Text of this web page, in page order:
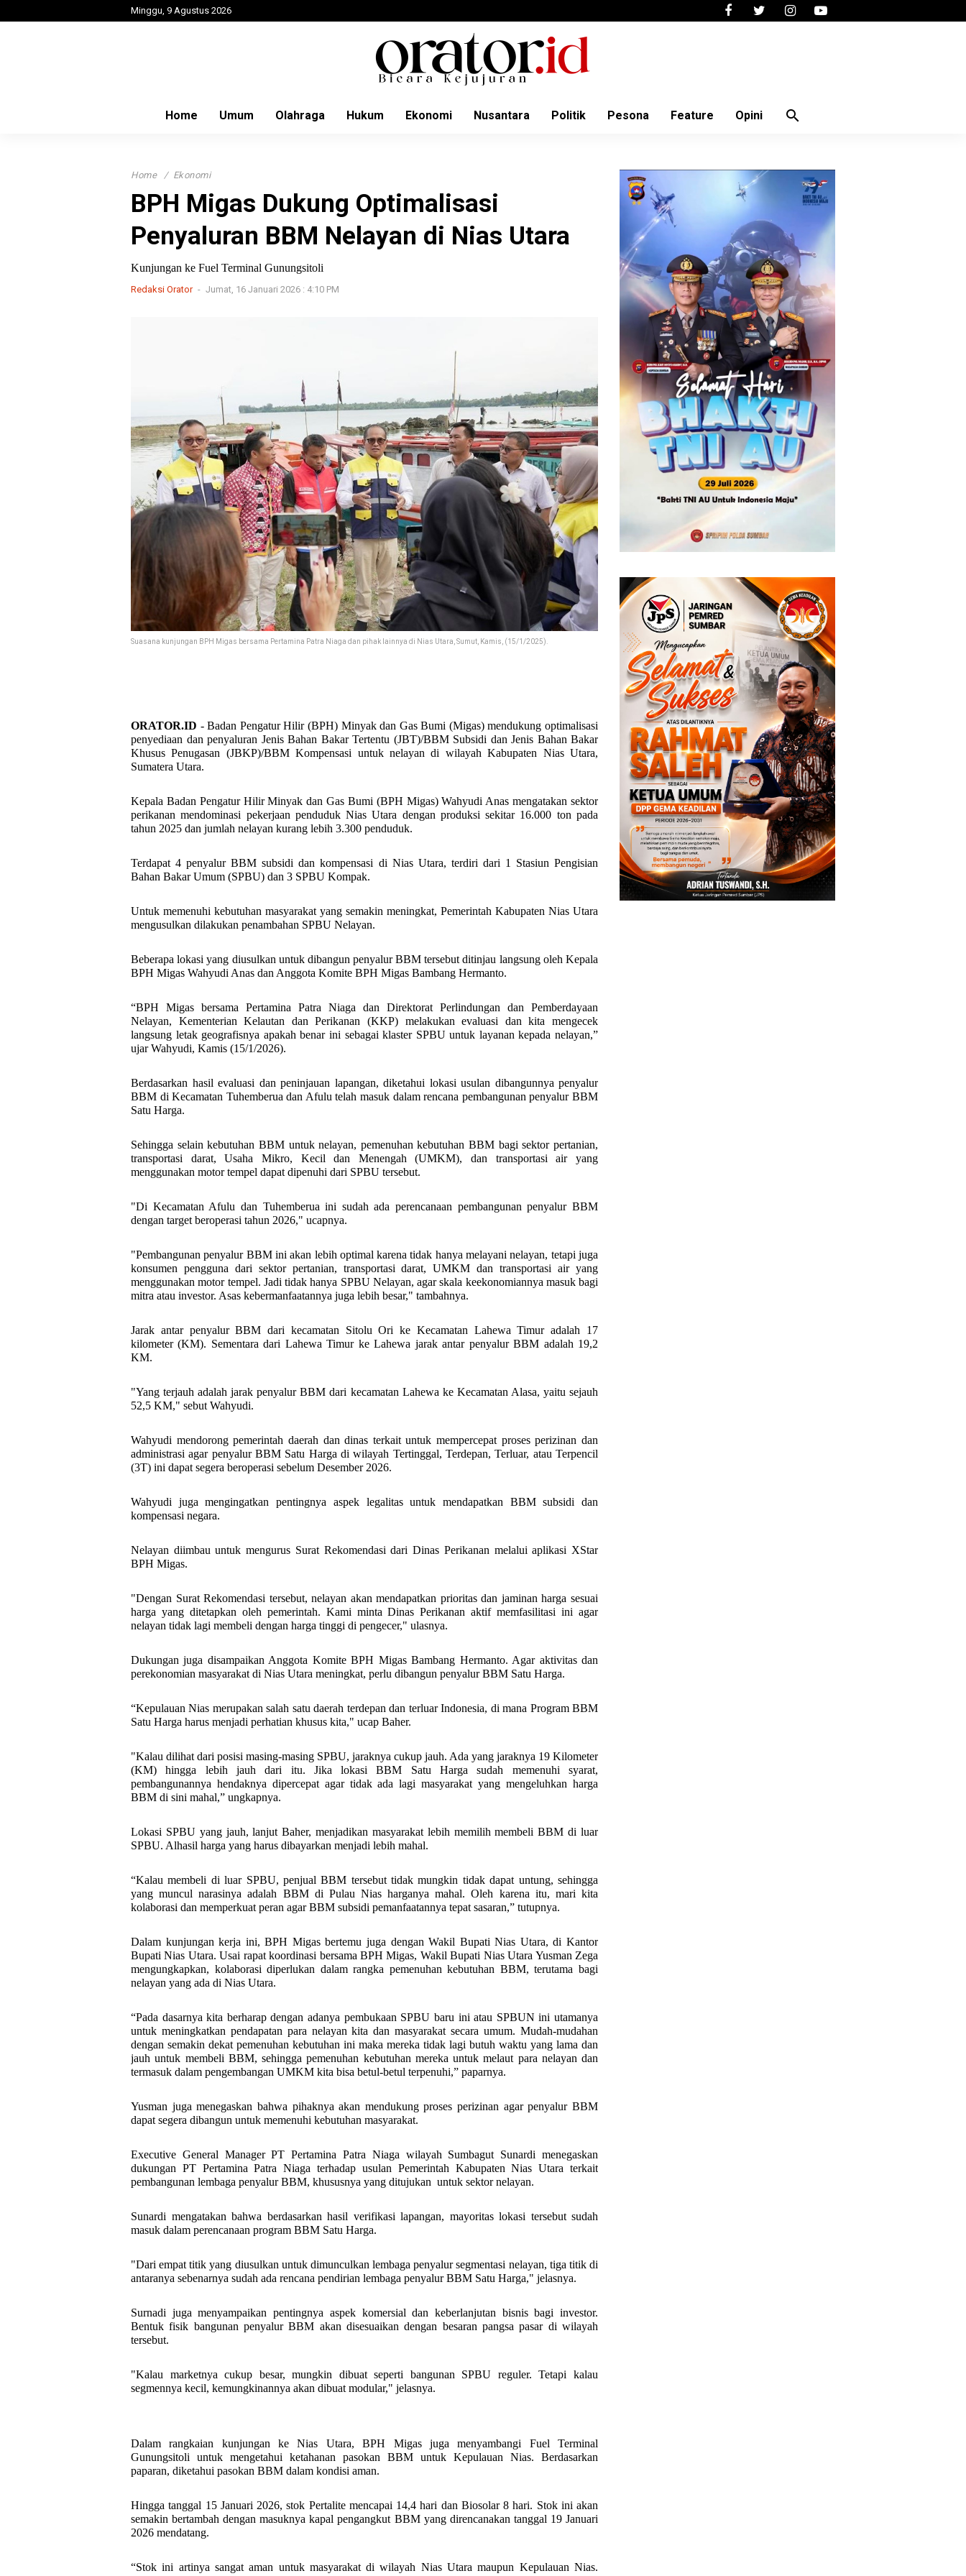
Minggu, 9 Agustus 2026
Home Umum Olahraga Hukum Ekonomi Nusantara Politik Pesona Feature Opini search
Home Ekonomi
BPH Migas Dukung Optimalisasi
Penyaluran BBM Nelayan di Nias Utara
Kunjungan ke Fuel Terminal Gunungsitoli
Redaksi Orator Jumat, 16 Januari 2026 : 4:10 PM
Suasana kunjungan BPH Migas bersama Pertamina Patra Niaga dan pihak lainnya di Nias Utara, Sumut, Kamis, (15/1/2025).
ORATOR.ID - Badan Pengatur Hilir (BPH) Minyak dan Gas Bumi (Migas) mendukung optimalisasi
penyediaan dan penyaluran Jenis Bahan Bakar Tertentu (JBT)/BBM Subsidi dan Jenis Bahan Bakar
Khusus Penugasan (JBKP)/BBM Kompensasi untuk nelayan di wilayah Kabupaten Nias Utara,
Sumatera Utara.
Kepala Badan Pengatur Hilir Minyak dan Gas Bumi (BPH Migas) Wahyudi Anas mengatakan sektor
perikanan mendominasi pekerjaan penduduk Nias Utara dengan produksi sekitar 16.000 ton pada
tahun 2025 dan jumlah nelayan kurang lebih 3.300 penduduk.
Terdapat 4 penyalur BBM subsidi dan kompensasi di Nias Utara, terdiri dari 1 Stasiun Pengisian
Bahan Bakar Umum (SPBU) dan 3 SPBU Kompak.
Untuk memenuhi kebutuhan masyarakat yang semakin meningkat, Pemerintah Kabupaten Nias Utara
mengusulkan dilakukan penambahan SPBU Nelayan.
Beberapa lokasi yang diusulkan untuk dibangun penyalur BBM tersebut ditinjau langsung oleh Kepala
BPH Migas Wahyudi Anas dan Anggota Komite BPH Migas Bambang Hermanto.
“BPH Migas bersama Pertamina Patra Niaga dan Direktorat Perlindungan dan Pemberdayaan
Nelayan, Kementerian Kelautan dan Perikanan (KKP) melakukan evaluasi dan kita mengecek
langsung letak geografisnya apakah benar ini sebagai klaster SPBU untuk layanan kepada nelayan,”
ujar Wahyudi, Kamis (15/1/2026).
Berdasarkan hasil evaluasi dan peninjauan lapangan, diketahui lokasi usulan dibangunnya penyalur
BBM di Kecamatan Tuhemberua dan Afulu telah masuk dalam rencana pembangunan penyalur BBM
Satu Harga.
Sehingga selain kebutuhan BBM untuk nelayan, pemenuhan kebutuhan BBM bagi sektor pertanian,
transportasi darat, Usaha Mikro, Kecil dan Menengah (UMKM), dan transportasi air yang
menggunakan motor tempel dapat dipenuhi dari SPBU tersebut.
"Di Kecamatan Afulu dan Tuhemberua ini sudah ada perencanaan pembangunan penyalur BBM
dengan target beroperasi tahun 2026," ucapnya.
"Pembangunan penyalur BBM ini akan lebih optimal karena tidak hanya melayani nelayan, tetapi juga
konsumen pengguna dari sektor pertanian, transportasi darat, UMKM dan transportasi air yang
menggunakan motor tempel. Jadi tidak hanya SPBU Nelayan, agar skala keekonomiannya masuk bagi
mitra atau investor. Asas kebermanfaatannya juga lebih besar," tambahnya.
Jarak antar penyalur BBM dari kecamatan Sitolu Ori ke Kecamatan Lahewa Timur adalah 17
kilometer (KM). Sementara dari Lahewa Timur ke Lahewa jarak antar penyalur BBM adalah 19,2
KM.
"Yang terjauh adalah jarak penyalur BBM dari kecamatan Lahewa ke Kecamatan Alasa, yaitu sejauh
52,5 KM," sebut Wahyudi.
Wahyudi mendorong pemerintah daerah dan dinas terkait untuk mempercepat proses perizinan dan
administrasi agar penyalur BBM Satu Harga di wilayah Tertinggal, Terdepan, Terluar, atau Terpencil
(3T) ini dapat segera beroperasi sebelum Desember 2026.
Wahyudi juga mengingatkan pentingnya aspek legalitas untuk mendapatkan BBM subsidi dan
kompensasi negara.
Nelayan diimbau untuk mengurus Surat Rekomendasi dari Dinas Perikanan melalui aplikasi XStar
BPH Migas.
"Dengan Surat Rekomendasi tersebut, nelayan akan mendapatkan prioritas dan jaminan harga sesuai
harga yang ditetapkan oleh pemerintah. Kami minta Dinas Perikanan aktif memfasilitasi ini agar
nelayan tidak lagi membeli dengan harga tinggi di pengecer," ulasnya.
Dukungan juga disampaikan Anggota Komite BPH Migas Bambang Hermanto. Agar aktivitas dan
perekonomian masyarakat di Nias Utara meningkat, perlu dibangun penyalur BBM Satu Harga.
“Kepulauan Nias merupakan salah satu daerah terdepan dan terluar Indonesia, di mana Program BBM
Satu Harga harus menjadi perhatian khusus kita," ucap Baher.
"Kalau dilihat dari posisi masing-masing SPBU, jaraknya cukup jauh. Ada yang jaraknya 19 Kilometer
(KM) hingga lebih jauh dari itu. Jika lokasi BBM Satu Harga sudah memenuhi syarat,
pembangunannya hendaknya dipercepat agar tidak ada lagi masyarakat yang mengeluhkan harga
BBM di sini mahal,” ungkapnya.
Lokasi SPBU yang jauh, lanjut Baher, menjadikan masyarakat lebih memilih membeli BBM di luar
SPBU. Alhasil harga yang harus dibayarkan menjadi lebih mahal.
“Kalau membeli di luar SPBU, penjual BBM tersebut tidak mungkin tidak dapat untung, sehingga
yang muncul narasinya adalah BBM di Pulau Nias harganya mahal. Oleh karena itu, mari kita
kolaborasi dan memperkuat peran agar BBM subsidi pemanfaatannya tepat sasaran,” tutupnya.
Dalam kunjungan kerja ini, BPH Migas bertemu juga dengan Wakil Bupati Nias Utara, di Kantor
Bupati Nias Utara. Usai rapat koordinasi bersama BPH Migas, Wakil Bupati Nias Utara Yusman Zega
mengungkapkan, kolaborasi diperlukan dalam rangka pemenuhan kebutuhan BBM, terutama bagi
nelayan yang ada di Nias Utara.
“Pada dasarnya kita berharap dengan adanya pembukaan SPBU baru ini atau SPBUN ini utamanya
untuk meningkatkan pendapatan para nelayan kita dan masyarakat secara umum. Mudah-mudahan
dengan semakin dekat pemenuhan kebutuhan ini maka mereka tidak lagi butuh waktu yang lama dan
jauh untuk membeli BBM, sehingga pemenuhan kebutuhan mereka untuk melaut para nelayan dan
termasuk dalam pengembangan UMKM kita bisa betul-betul terpenuhi,” paparnya.
Yusman juga menegaskan bahwa pihaknya akan mendukung proses perizinan agar penyalur BBM
dapat segera dibangun untuk memenuhi kebutuhan masyarakat.
Executive General Manager PT Pertamina Patra Niaga wilayah Sumbagut Sunardi menegaskan
dukungan PT Pertamina Patra Niaga terhadap usulan Pemerintah Kabupaten Nias Utara terkait
pembangunan lembaga penyalur BBM, khususnya yang ditujukan untuk sektor nelayan.
Sunardi mengatakan bahwa berdasarkan hasil verifikasi lapangan, mayoritas lokasi tersebut sudah
masuk dalam perencanaan program BBM Satu Harga.
"Dari empat titik yang diusulkan untuk dimunculkan lembaga penyalur segmentasi nelayan, tiga titik di
antaranya sebenarnya sudah ada rencana pendirian lembaga penyalur BBM Satu Harga," jelasnya.
Surnadi juga menyampaikan pentingnya aspek komersial dan keberlanjutan bisnis bagi investor.
Bentuk fisik bangunan penyalur BBM akan disesuaikan dengan besaran pangsa pasar di wilayah
tersebut.
"Kalau marketnya cukup besar, mungkin dibuat seperti bangunan SPBU reguler. Tetapi kalau
segmennya kecil, kemungkinannya akan dibuat modular," jelasnya.
Dalam rangkaian kunjungan ke Nias Utara, BPH Migas juga menyambangi Fuel Terminal
Gunungsitoli untuk mengetahui ketahanan pasokan BBM untuk Kepulauan Nias. Berdasarkan
paparan, diketahui pasokan BBM dalam kondisi aman.
Hingga tanggal 15 Januari 2026, stok Pertalite mencapai 14,4 hari dan Biosolar 8 hari. Stok ini akan
semakin bertambah dengan masuknya kapal pengangkut BBM yang direncanakan tanggal 19 Januari
2026 mendatang.
“Stok ini artinya sangat aman untuk masyarakat di wilayah Nias Utara maupun Kepulauan Nias.